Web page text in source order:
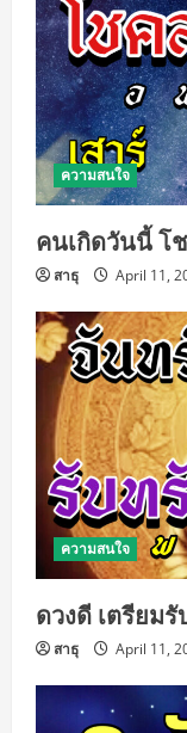
ความสนใจ
คนเกิดวันนี้ โ
สาธุ April 11,
ความสนใจ
ดวงดี เตรียม
สาธุ April 11,